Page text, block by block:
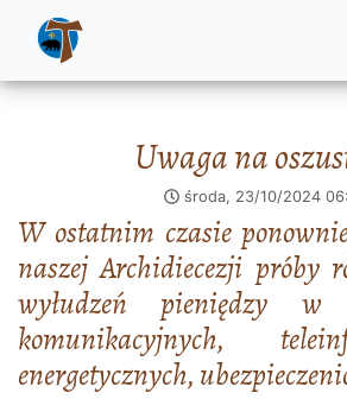
Uwaga na
środa, 23/10/2024
W ostatnim czasie
naszej Archidiecezji próby
wyłudzeń pieniędzy w
komunikacyjnych,
energetycznych,